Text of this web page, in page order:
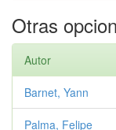
Otras
Autor
Barnet, Yann
Palma, Felipe